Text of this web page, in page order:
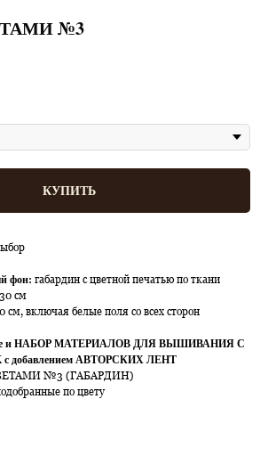
№3
КУПИТЬ
фон: габардин с цветной печатью по ткани
см
см, включая белые поля со всех сторон
и НАБОР МАТЕРИАЛОВ ДЛЯ ВЫШИВАНИЯ С
добавлением АВТОРСКИХ ЛЕНТ
№3 (ГАБАРДИН)
по цвету